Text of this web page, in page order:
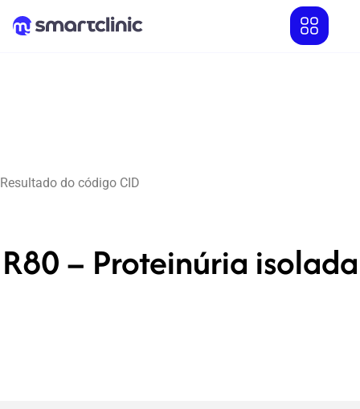
Resultado do código CID
R80 – Proteinúria isolada